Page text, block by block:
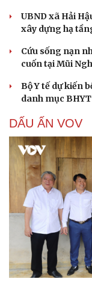
UBND xã Hải
xây dựng hạ
Cứu sống nạn
cuốn tại Mũi
Bộ Y tế dự kiến
danh mục BHYT
DẤU ẤN VOV